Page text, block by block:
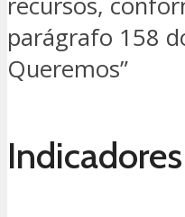
parágrafo 158
Queremos”
Indicadores